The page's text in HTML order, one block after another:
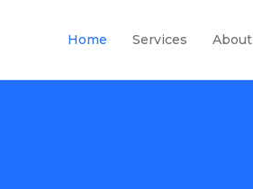
Home Services About